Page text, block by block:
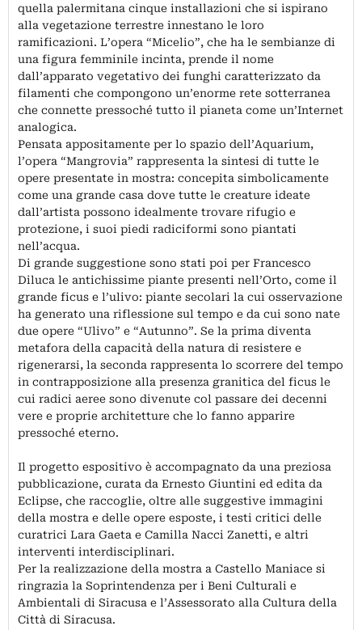
quella palermitana cinque installazioni che si ispirano
alla vegetazione terrestre innestano le loro
ramificazioni. L’opera “Micelio”, che ha le sembianze di
una figura femminile incinta, prende il nome
dall’apparato vegetativo dei funghi caratterizzato da
filamenti che compongono un’enorme rete sotterranea
che connette pressoché tutto il pianeta come un’Internet
analogica.
Pensata appositamente per lo spazio dell’Aquarium,
l’opera “Mangrovia” rappresenta la sintesi di tutte le
opere presentate in mostra: concepita simbolicamente
come una grande casa dove tutte le creature ideate
dall’artista possono idealmente trovare rifugio e
protezione, i suoi piedi radiciformi sono piantati
nell’acqua.
Di grande suggestione sono stati poi per Francesco
Diluca le antichissime piante presenti nell’Orto, come il
grande ficus e l’ulivo: piante secolari la cui osservazione
ha generato una riflessione sul tempo e da cui sono nate
due opere “Ulivo” e “Autunno”. Se la prima diventa
metafora della capacità della natura di resistere e
rigenerarsi, la seconda rappresenta lo scorrere del tempo
in contrapposizione alla presenza granitica del ficus le
cui radici aeree sono divenute col passare dei decenni
vere e proprie architetture che lo fanno apparire
pressoché eterno.
Il progetto espositivo è accompagnato da una preziosa
pubblicazione, curata da Ernesto Giuntini ed edita da
Eclipse, che raccoglie, oltre alle suggestive immagini
della mostra e delle opere esposte, i testi critici delle
curatrici Lara Gaeta e Camilla Nacci Zanetti, e altri
interventi interdisciplinari.
Per la realizzazione della mostra a Castello Maniace si
ringrazia la Soprintendenza per i Beni Culturali e
Ambientali di Siracusa e l’Assessorato alla Cultura della
Città di Siracusa.